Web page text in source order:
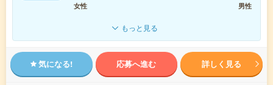
女性
男性
もっと見る
気になる! 応募へ進む 詳しく見る